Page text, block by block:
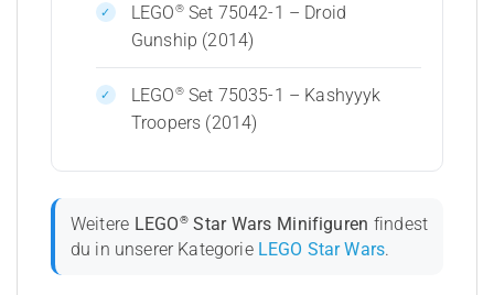
LEGO®Set 75042-1 – Droid
Gunship (2014)
LEGO®Set 75035-1 – Kashyyyk
Troopers (2014)
Weitere LEGO®Star Wars Minifiguren findest
du in unserer Kategorie LEGO Star Wars.